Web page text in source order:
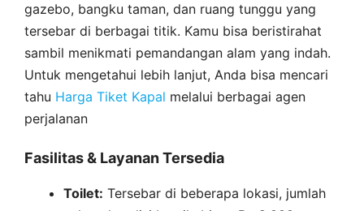
gazebo, bangku taman, dan ruang tunggu yang
tersebar di berbagai titik. Kamu bisa beristirahat
sambil menikmati pemandangan alam yang indah.
Untuk mengetahui lebih lanjut, Anda bisa mencari
tahu Harga Tiket Kapal melalui berbagai agen
perjalanan
Fasilitas & Layanan Tersedia
Toilet: Tersebar di beberapa lokasi, jumlah